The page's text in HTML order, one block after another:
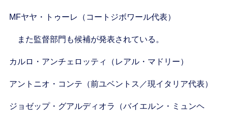
MFヤヤ・トゥーレ（コートジボワール代表）
また監督部門も候補が発表されている。
カルロ・アンチェロッティ（レアル・マドリー）
アントニオ・コンテ（前ユベントス／現イタリア代表）
ジョゼップ・グアルディオラ（バイエルン・ミュンヘ